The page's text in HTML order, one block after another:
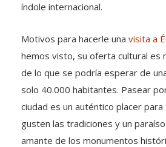
índole internacional.
Motivos para hacerle una visita a
hemos visto, su oferta cultural es
de lo que se podría esperar de
solo 40.000 habitantes. Pasear
ciudad es un auténtico placer
gusten las tradiciones y un
amante de los monumentos